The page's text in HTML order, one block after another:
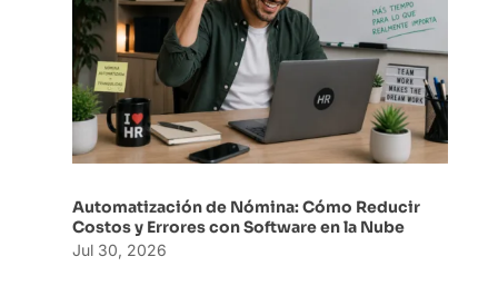
Automatización de Nómina: Cómo Reducir
Costos y Errores con Software en la Nube
Jul 30, 2026